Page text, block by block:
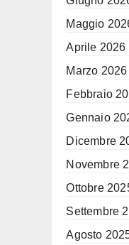
Maggio
Aprile 2026
Marzo 2026
Febbraio
Gennaio
Dicembre
Novembre
Ottobre
Settembre
Agosto